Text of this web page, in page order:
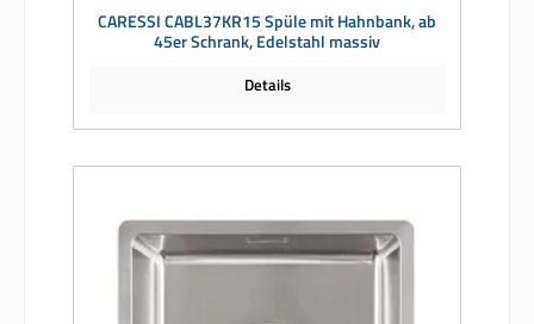
CARESSI CABL37KR15 Spüle mit Hahnbank, ab
45er Schrank, Edelstahl massiv
Details